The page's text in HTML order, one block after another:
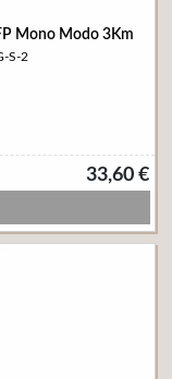
Mono Modo 3Km
S-2
33,60 €